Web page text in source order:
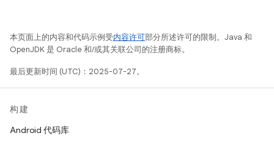
本页面上的内容和代码示例受内容许可部分所述许可的限制。Java 和
OpenJDK 是 Oracle 和/或其关联公司的注册商标。
最后更新时间 (UTC)：2025-07-27。
构建
Android 代码库